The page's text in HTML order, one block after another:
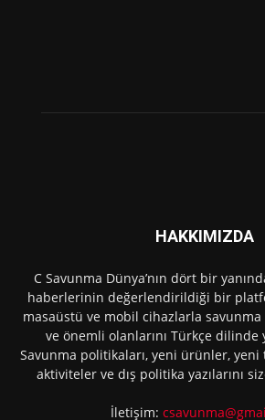
HAKKIMIZDA
C Savunma Dünya’nın dört bir
haberlerinin değerlendirildiği bir
masaüstü ve mobil cihazlarla
ve önemli olanlarını Türkçe dilinde
Savunma politikaları, yeni ürünler,
aktiviteler ve dış politika yazılarını
İletişim: